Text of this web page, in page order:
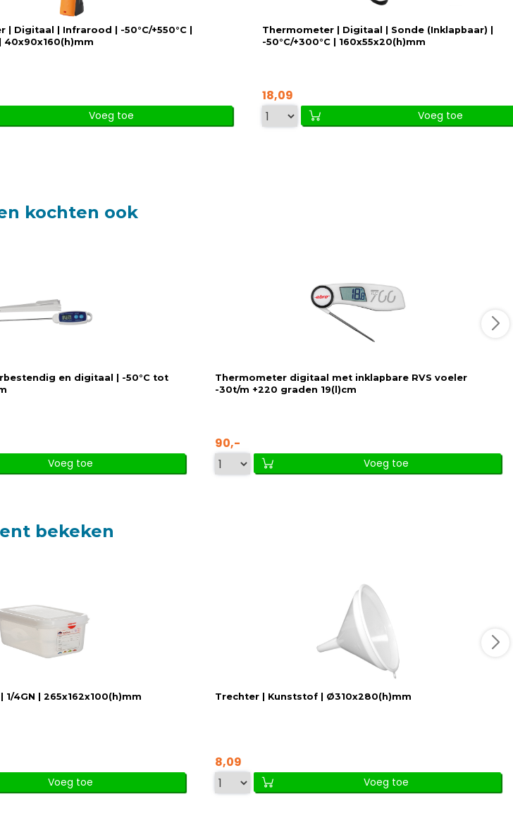
| Digitaal | Infrarood | -50°C/+550°C |
40x90x160(h)mm
Voeg toe
Thermometer | Digitaal | Sonde (Inklapbaar) |
-50°C/+300°C | 160x55x20(h)mm
18,09
Voeg toe
kochten ook
en digitaal | -50°C tot
Voeg toe
Thermometer digitaal met inklapbare RVS voeler
-30t/m +220 graden 19(l)cm
90,-
Voeg toe
bekeken
4GN | 265x162x100(h)mm
Voeg toe
Trechter | Kunststof | Ø310x280(h)mm
8,09
Voeg toe